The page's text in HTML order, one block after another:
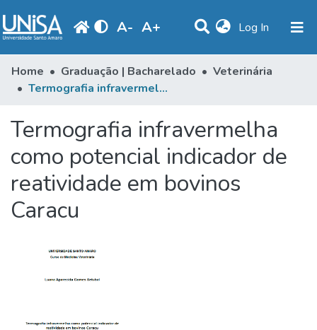
A- A+ Log In (current)
Communities & Collections
Browse
Produção Docente
Library
Periodicals
Home Graduação | Bacharelado
Veterinária
Termografia infravermelha como potencial indicador de reatividade em bovinos Caracu
Termografia infravermelha
como potencial indicador de
reatividade em bovinos
Caracu